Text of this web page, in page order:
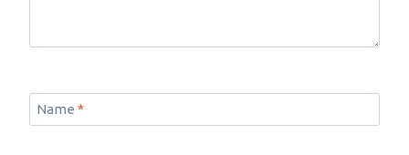
Name *